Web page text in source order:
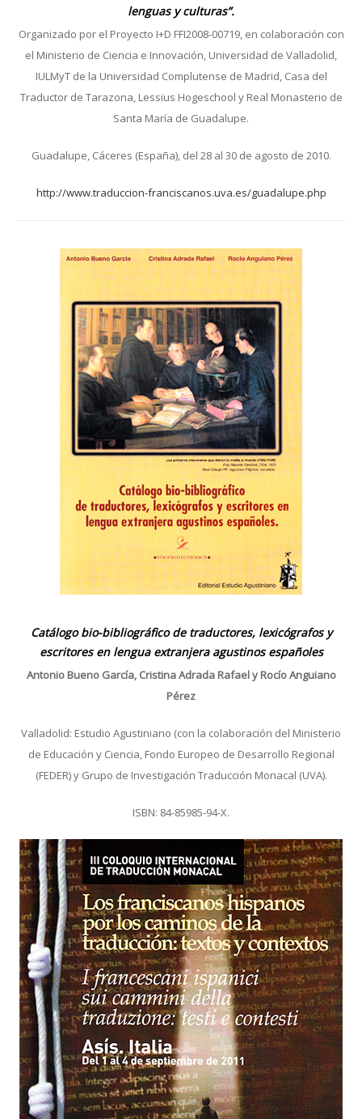
lenguas y culturas”.
Organizado por el Proyecto I+D FFI2008-00719, en colaboración con
el Ministerio de Ciencia e Innovación, Universidad de Valladolid,
IULMyT de la Universidad Complutense de Madrid, Casa del
Traductor de Tarazona, Lessius Hogeschool y Real Monasterio de
Santa María de Guadalupe.
Guadalupe, Cáceres (España), del 28 al 30 de agosto de 2010.
http://www.traduccion-franciscanos.uva.es/guadalupe.php
Catálogo bio-bibliográfico de traductores, lexicógrafos y
escritores en lengua extranjera agustinos españoles
Antonio Bueno García, Cristina Adrada Rafael y Rocío Anguiano
Pérez
Valladolid: Estudio Agustiniano (con la colaboración del Ministerio
de Educación y Ciencia, Fondo Europeo de Desarrollo Regional
(FEDER) y Grupo de Investigación Traducción Monacal (UVA).
ISBN: 84-85985-94-X.